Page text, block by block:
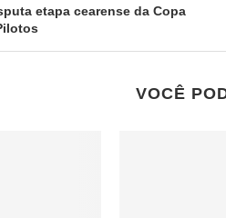
etapa cearense da Copa
VOCÊ